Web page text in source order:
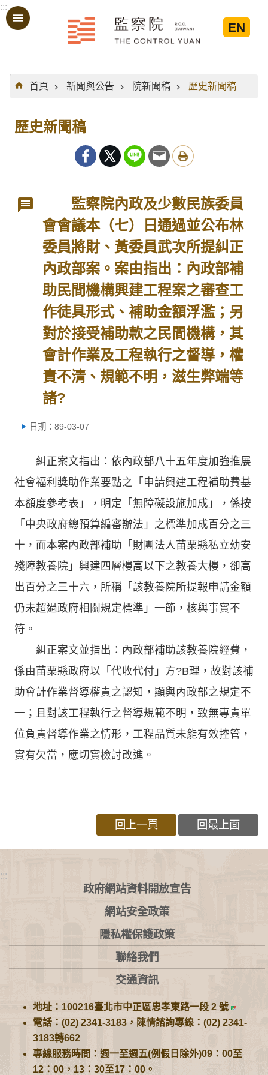
跳到主要內容區塊
:::
EN
:::
首頁
新聞與公告 院新聞稿 歷史新聞稿
歷史新聞稿
監察院內政及少數民族委員
會會議本（七）日通過並公布林
委員將財、黃委員武次所提糾正
內政部案。案由指出：內政部補
助民間機構興建工程案之審查工
作徒具形式、補助金額浮濫；另
對於接受補助款之民間機構，其
會計作業及工程執行之督導，權
責不清、規範不明，滋生弊端等
諸?
日期：89-03-07
糾正案文指出：依內政部八十五年度加強推展
社會福利獎助作業要點之「申請興建工程補助費基
本額度參考表」，明定「無障礙設施加成」，係按
「中央政府總預算編審辦法」之標準加成百分之三
十，而本案內政部補助「財團法人苗栗縣私立幼安
殘障教養院」興建四層樓高以下之教養大樓，卻高
出百分之三十六，所稱「該教養院所提報申請金額
仍未超過政府相關規定標準」一節，核與事實不
符。
糾正案文並指出：內政部補助該教養院經費，
係由苗栗縣政府以「代收代付」方?B理，故對該補
助會計作業督導權責之認知，顯與內政部之規定不
一；且對該工程執行之督導規範不明，致無專責單
位負責督導作業之情形，工程品質未能有效控管，
實有欠當，應切實檢討改進。
回上一頁 回最上面
:::
政府網站資料開放宣告
網站安全政策
隱私權保護政策
聯絡我們
交通資訊
地址：100216臺北市中正區忠孝東路一段 2 號
電話：(02) 2341-3183，陳情諮詢專線：(02) 2341-
3183轉662
專線服務時間：週一至週五(例假日除外)09：00至
12：00，13：30至17：00。